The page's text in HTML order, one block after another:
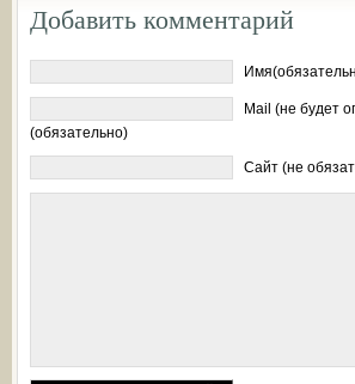
Добавить комментарий
Mail (не будет
(обязательно)
Сайт (не